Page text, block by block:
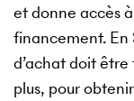
et donne accès
financement. En
d’achat doit
plus, pour